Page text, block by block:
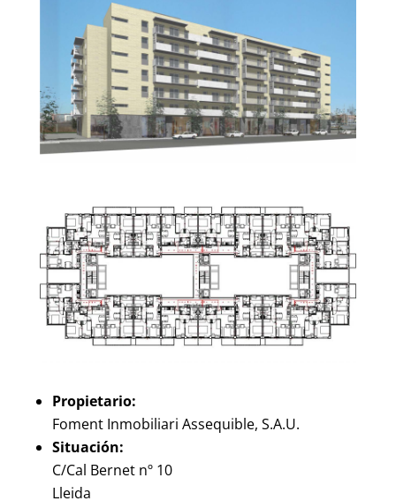
Propietario:
Foment Inmobiliari Assequible, S.A.U.
Situación:
C/Cal Bernet nº 10
Lleida